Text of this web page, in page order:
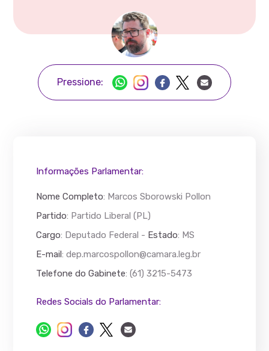
Pressione:
Informações Parlamentar:
Nome Completo: Marcos Sborowski Pollon
Partido: Partido Liberal (PL)
Cargo: Deputado Federal - Estado: MS
E-mail:dep.marcospollon@camara.leg.br
Telefone do Gabinete: (61) 3215-5473
Redes Socials do Parlamentar: